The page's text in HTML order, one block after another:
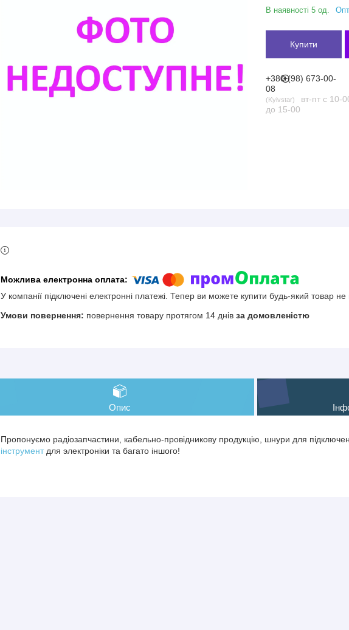
В наявності 5 од.
Купити
+380 (98) 673-00-
08
Kyivstar
вт-пт с 10-
до 15-00
У компанії підключені електронні платежі. Тепер ви можете купити будь-який товар
повернення товару протягом 14 днів за домовленістю
Опис
Пропонуємо радіозапчастини, кабельно-провідникову продукцію, шнури для
інструментдля электроніки та багато іншого!